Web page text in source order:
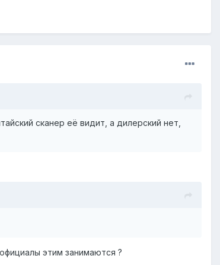
сканер её видит, а дилерский нет,
этим занимаются ?